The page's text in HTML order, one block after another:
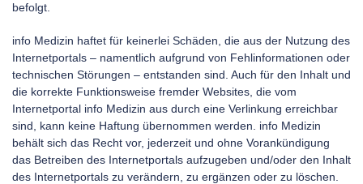
befolgt.
info Medizin haftet für keinerlei Schäden, die aus der Nutzung des
Internetportals – namentlich aufgrund von Fehlinformationen oder
technischen Störungen – entstanden sind. Auch für den Inhalt und
die korrekte Funktionsweise fremder Websites, die vom
Internetportal info Medizin aus durch eine Verlinkung erreichbar
sind, kann keine Haftung übernommen werden. info Medizin
behält sich das Recht vor, jederzeit und ohne Vorankündigung
das Betreiben des Internetportals aufzugeben und/oder den Inhalt
des Internetportals zu verändern, zu ergänzen oder zu löschen.